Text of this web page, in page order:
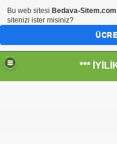
Bu web sitesi Bedava-Sitem.com
sitenizi ister misiniz?